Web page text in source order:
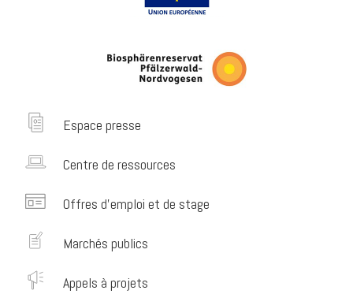
Espace presse
Centre de ressources
Offres d’emploi et de stage
Marchés publics
Appels à projets